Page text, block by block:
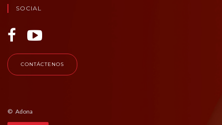
SOCIAL
CONTÁCTENOS
© Adona